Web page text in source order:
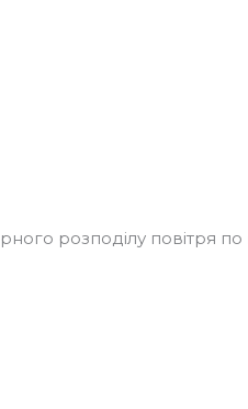
розподілу повітря